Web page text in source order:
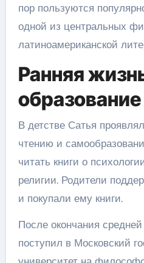
пор пользуются
одной из центральных
латиноамериканской
Ранняя
образование
В детстве Сатья
чтению и
читать книги о
религии. Родители
и покупали ему книги.
После окончания
поступил в Московский